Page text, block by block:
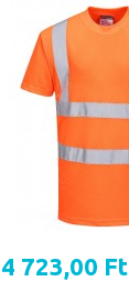
4 723,00 Ft